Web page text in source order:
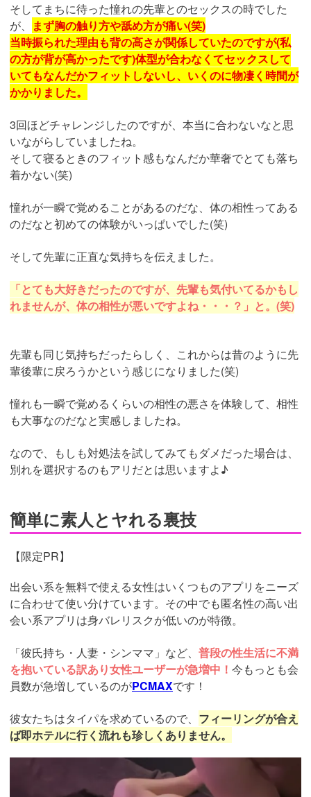
そしてまちに待った憧れの先輩とのセックスの時でした
が、
まず胸の触り方や舐め方が痛い(笑)
当時振られた理由も背の高さが関係していたのですが(私
の方が背が高かったです)体型が合わなくてセックスして
いてもなんだかフィットしないし、いくのに物凄く時間が
かかりました。
3回ほどチャレンジしたのですが、本当に合わないなと思
いながらしていましたね。
そして寝るときのフィット感もなんだか華奢でとても落ち
着かない(笑)
憧れが一瞬で覚めることがあるのだな、体の相性ってある
のだなと初めての体験がいっぱいでした(笑)
そして先輩に正直な気持ちを伝えました。
「とても大好きだったのですが、先輩も気付いてるかもし
れませんが、体の相性が悪いですよね・・・？」と。(笑)
先輩も同じ気持ちだったらしく、これからは昔のように先
輩後輩に戻ろうかという感じになりました(笑)
憧れも一瞬で覚めるくらいの相性の悪さを体験して、相性
も大事なのだなと実感しましたね。
なので、もしも対処法を試してみてもダメだった場合は、
別れを選択するのもアリだとは思いますよ♪
簡単に素人とヤれる裏技
【限定PR】
出会い系を無料で使える女性はいくつものアプリをニーズ
に合わせて使い分けています。その中でも匿名性の高い出
会い系アプリは身バレリスクが低いのが特徴。
「彼氏持ち・人妻・シンママ」など、 普段の性生活に不満
を抱いている訳あり女性ユーザーが急増中！ 今もっとも会
員数が急増しているのがPCMAXです！
彼女たちはタイパを求めているので、 フィーリングが合え
ば即ホテルに行く流れも珍しくありません。